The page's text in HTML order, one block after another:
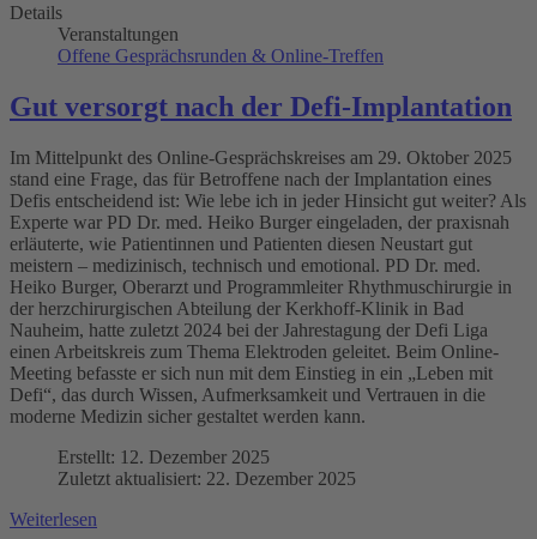
Details
Veranstaltungen
Offene Gesprächsrunden & Online-Treffen
Gut versorgt nach der Defi-Implantation
Im Mittelpunkt des Online-Gesprächskreises am 29. Oktober 2025
stand eine Frage, das für Betroffene nach der Implantation eines
Defis entscheidend ist: Wie lebe ich in jeder Hinsicht gut weiter? Als
Experte war PD Dr. med. Heiko Burger eingeladen, der praxisnah
erläuterte, wie Patientinnen und Patienten diesen Neustart gut
meistern – medizinisch, technisch und emotional. PD Dr. med.
Heiko Burger, Oberarzt und Programmleiter Rhythmuschirurgie in
der herzchirurgischen Abteilung der Kerkhoff-Klinik in Bad
Nauheim, hatte zuletzt 2024 bei der Jahrestagung der Defi Liga
einen Arbeitskreis zum Thema Elektroden geleitet. Beim Online-
Meeting befasste er sich nun mit dem Einstieg in ein „Leben mit
Defi“, das durch Wissen, Aufmerksamkeit und Vertrauen in die
moderne Medizin sicher gestaltet werden kann.
Erstellt: 12. Dezember 2025
Zuletzt aktualisiert: 22. Dezember 2025
Weiterlesen